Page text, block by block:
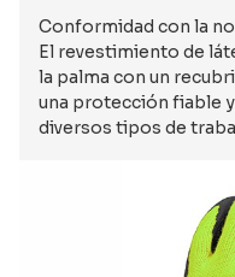
Conformidad con la
El revestimiento de
la palma con un
una protección fiable
diversos tipos de